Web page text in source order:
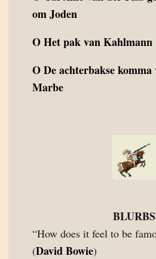
om Joden
OHet pak van Kahlmann
ODe achterbakse komma
Marbe
BLURBS
“How does it feel to be
(David Bowie)